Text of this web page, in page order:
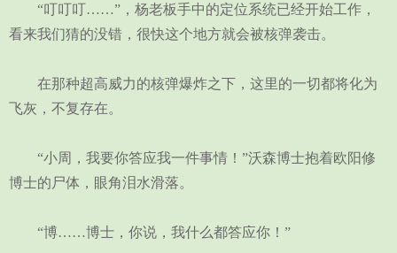
“叮叮叮……”，杨老板手中的定位系统已经开始工作，
看来我们猜的没错，很快这个地方就会被核弹袭击。
在那种超高威力的核弹爆炸之下，这里的一切都将化为
飞灰，不复存在。
“小周，我要你答应我一件事情！”沃森博士抱着欧阳修
博士的尸体，眼角泪水滑落。
“博……博士，你说，我什么都答应你！”